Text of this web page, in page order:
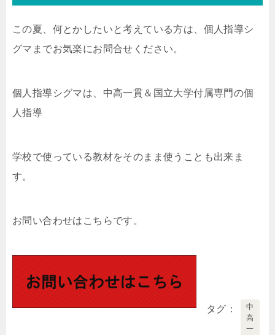
この夏、何とかしたいと考えている方は、個人指導シ
グマまでお気楽にお問合せください。
個人指導シグマは、中高一貫＆国立大学付属専門の個
人指導
学校で使っている教材をそのまま使うことも出来ま
す。
お問い合わせはこちらです。
タグ
中
高
一